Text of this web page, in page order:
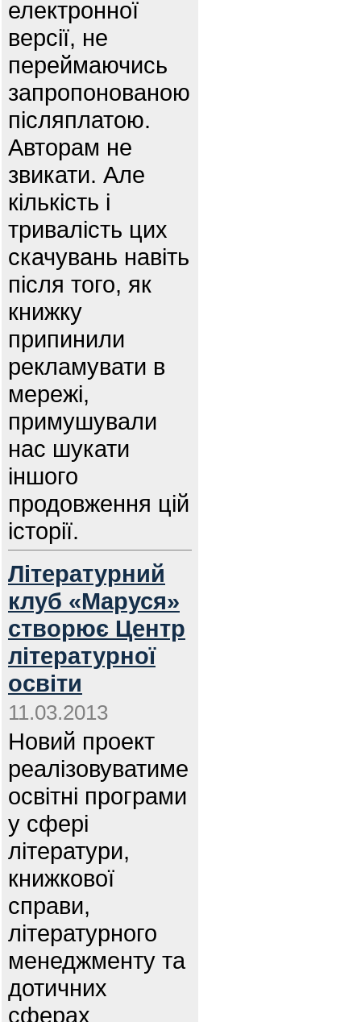
електронної
версії, не
переймаючись
запропонованою
післяплатою.
Авторам не
звикати. Але
кількість і
тривалість цих
скачувань навіть
після того, як
книжку
припинили
рекламувати в
мережі,
примушували
нас шукати
іншого
продовження цій
історії.
Літературний
клуб «Маруся»
створює Центр
літературної
освіти
11.03.2013
Новий проект
реалізовуватиме
освітні програми
у сфері
літератури,
книжкової
справи,
літературного
менеджменту та
дотичних
сферах